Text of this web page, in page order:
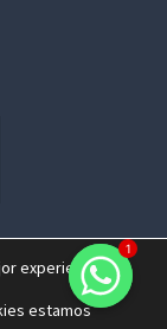
Designed by
experiencia en
estamos
1